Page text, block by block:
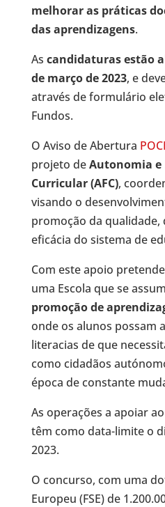
melhorar as práticas
das aprendizagens.
As candidaturas estão
de março de 2023, e
através de formulário
Fundos.
O Aviso de Abertura
projeto deAutonomia e
Curricular (AFC),
visando o
promoção da qualidade,
eficácia do sistema de
Com este apoio
uma Escola que se
promoção de
onde os alunos possam
literacias de que
como cidadãos
época de constante
As operações a apoiar
têm como data-limite o
2023.
O concurso, com uma
Europeu (FSE) de